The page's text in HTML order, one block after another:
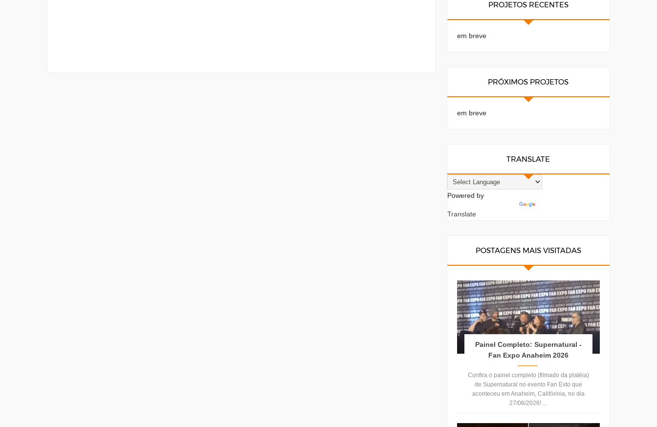
PROJETOS RECENTES
em breve
PRÓXIMOS PROJETOS
em breve
TRANSLATE
Powered by
Translate
POSTAGENS MAIS VISITADAS
Painel Completo: Supernatural -
Fan Expo Anaheim 2026
Confira o painel completo (filmado da platéia)
de Supernatural no evento Fan Exto que
aconteceu em Anaheim, Califórinia, no dia
27/06/2026! ...